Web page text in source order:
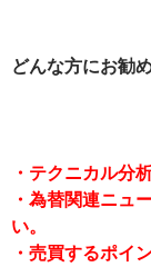
どんな方にお勧
・テクニカル分
・為替関連ニュ
い。
・売買するポイ